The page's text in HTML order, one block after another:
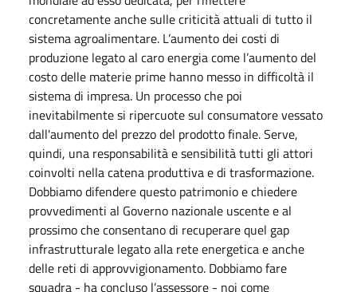
concretamente anche sulle criticità attuali di tutto il
sistema agroalimentare. L’aumento dei costi di
produzione legato al caro energia come l’aumento del
costo delle materie prime hanno messo in difficoltà il
sistema di impresa. Un processo che poi
inevitabilmente si ripercuote sul consumatore vessato
dall'aumento del prezzo del prodotto finale. Serve,
quindi, una responsabilità e sensibilità tutti gli attori
coinvolti nella catena produttiva e di trasformazione.
Dobbiamo difendere questo patrimonio e chiedere
provvedimenti al Governo nazionale uscente e al
prossimo che consentano di recuperare quel gap
infrastrutturale legato alla rete energetica e anche
delle reti di approvvigionamento. Dobbiamo fare
squadra - ha concluso l’assessore - noi come